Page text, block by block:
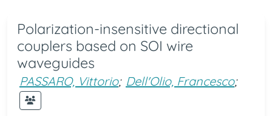
Polarization-insensitive directional
couplers based on SOI wire
waveguides
PASSARO, Vittorio; Dell'Olio, Francesco;